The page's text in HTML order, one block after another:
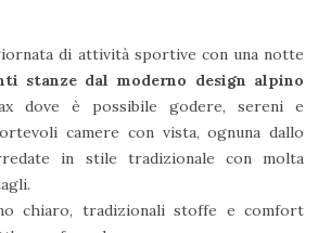
di attività sportive con una notte
stanze dal moderno design alpino
dove è possibile godere, sereni e
camere con vista, ognuna dallo
in stile tradizionale con molta
chiaro, tradizionali stoffe e comfort